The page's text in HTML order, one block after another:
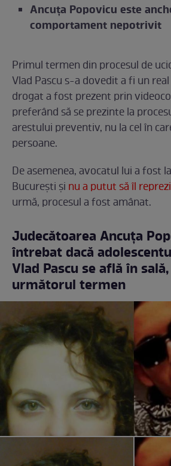
Ancuța Popovicu este
comportament nepotrivit
Primul termen din procesul de
Vlad Pascu s-a dovedit a fi un
drogat a fost prezent prin
preferând să se prezinte la
arestului preventiv, nu la cel în
persoane.
De asemenea, avocatul lui a fost
București și nu a putut să îl
urmă, procesul a fost amânat.
Judecătoarea Ancuța
întrebat dacă
Vlad Pascu se află în
următorul termen